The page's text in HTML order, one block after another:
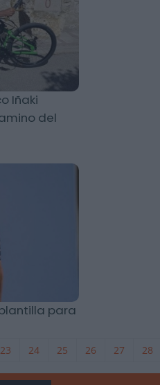
Iñaki
del
para
23 24 25 26 27 28